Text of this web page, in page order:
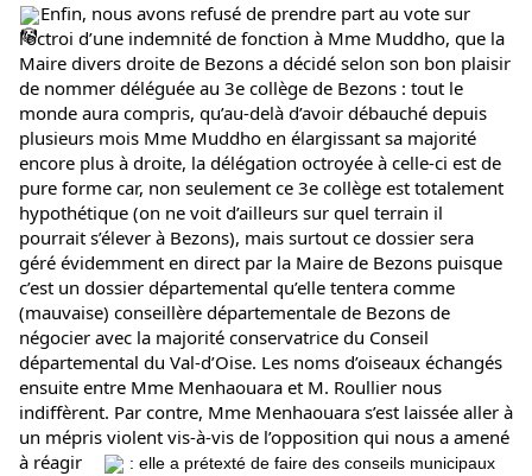
Enfin, nous avons refusé de prendre part au vote sur
l’octroi d’une indemnité de fonction à Mme Muddho, que la
Maire divers droite de Bezons a décidé selon son bon plaisir
de nommer déléguée au 3e collège de Bezons : tout le
monde aura compris, qu’au-delà d’avoir débauché depuis
plusieurs mois Mme Muddho en élargissant sa majorité
encore plus à droite, la délégation octroyée à celle-ci est de
pure forme car, non seulement ce 3e collège est totalement
hypothétique (on ne voit d’ailleurs sur quel terrain il
pourrait s’élever à Bezons), mais surtout ce dossier sera
géré évidemment en direct par la Maire de Bezons puisque
c’est un dossier départemental qu’elle tentera comme
(mauvaise) conseillère départementale de Bezons de
négocier avec la majorité conservatrice du Conseil
départemental du Val-d’Oise. Les noms d’oiseaux échangés
ensuite entre Mme Menhaouara et M. Roullier nous
indiffèrent. Par contre, Mme Menhaouara s’est laissée aller à
un mépris violent vis-à-vis de l’opposition qui nous a amené
à réagir
: elle a prétexté de faire des conseils municipaux